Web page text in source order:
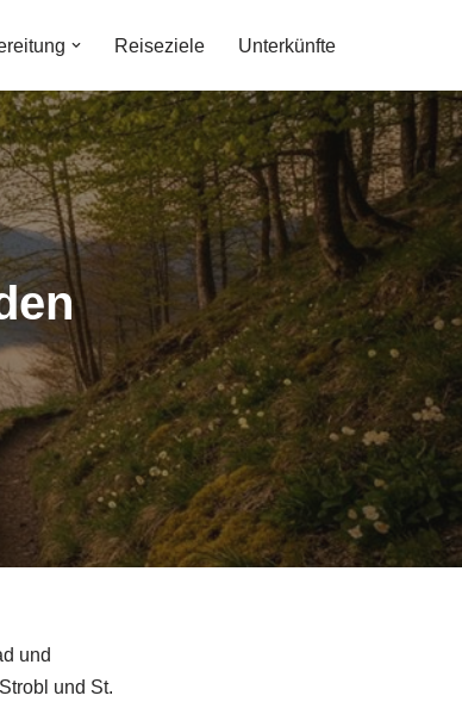
Reiseziele Unterkünfte
und
und St.